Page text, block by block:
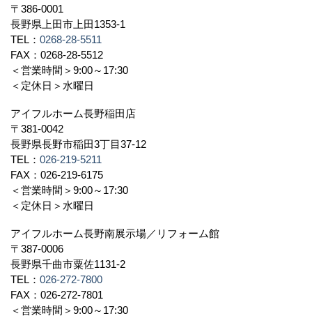
〒386-0001
長野県上田市上田1353-1
TEL： 0268-28-5511
FAX：0268-28-5512
＜営業時間＞9:00～17:30
＜定休日＞水曜日
アイフルホーム長野稲田店
〒381-0042
長野県長野市稲田3丁目37-12
TEL： 026-219-5211
FAX：026-219-6175
＜営業時間＞9:00～17:30
＜定休日＞水曜日
アイフルホーム長野南展示場／リフォーム館
〒387-0006
長野県千曲市粟佐1131-2
TEL： 026-272-7800
FAX：026-272-7801
＜営業時間＞9:00～17:30